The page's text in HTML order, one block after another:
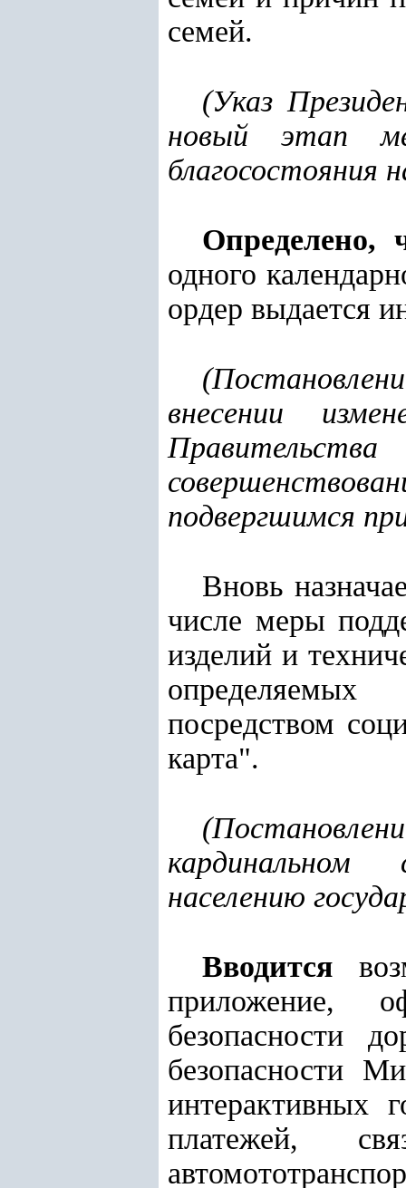
семей.
(Указ
новый этап
благосостояния
Определено,
одного
ордер выдается
(
внесении
подвергшимся
Вновь
числе меры
изделий и
посредством
карта".
(
кардинальном
населению
Вводится
приложение,
безопасности
безопасности
интерактивных
платежей,